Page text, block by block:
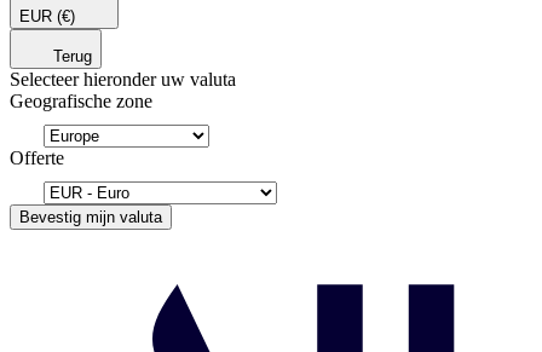
EUR (€)
Terug
Selecteer hieronder uw valuta
Geografische zone
Offerte
Bevestig mijn valuta